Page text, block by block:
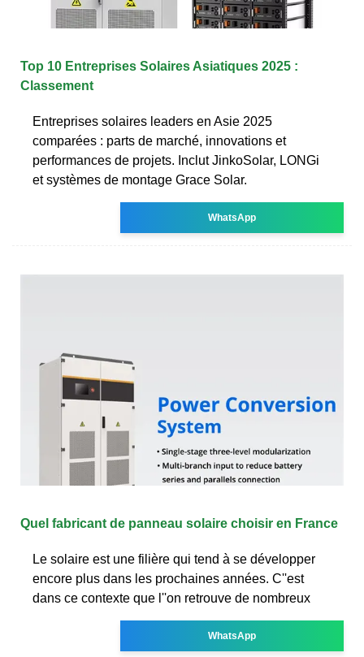
Top 10 Entreprises Solaires Asiatiques 2025 :
Classement
Entreprises solaires leaders en Asie 2025
comparées : parts de marché, innovations et
performances de projets. Inclut JinkoSolar, LONGi
et systèmes de montage Grace Solar.
WhatsApp
Quel fabricant de panneau solaire choisir en France
Le solaire est une filière qui tend à se développer
encore plus dans les prochaines années. C''est
dans ce contexte que l''on retrouve de nombreux
WhatsApp